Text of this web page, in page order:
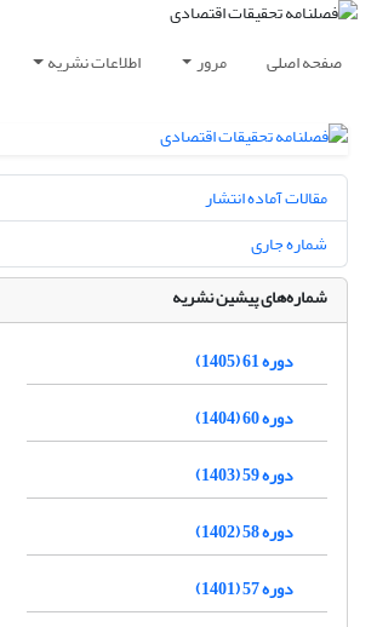
صفحه اصلی مرور اطلاعات نشریه
مقالات آماده انتشار
شماره جاری
شماره‌های پیشین نشریه
دوره 61 (1405)
دوره 60 (1404)
دوره 59 (1403)
دوره 58 (1402)
دوره 57 (1401)